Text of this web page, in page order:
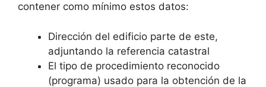
contener como mínimo estos datos:
Dirección del edificio parte de este,
adjuntando la referencia catastral
El tipo de procedimiento reconocido
(programa) usado para la obtención de la